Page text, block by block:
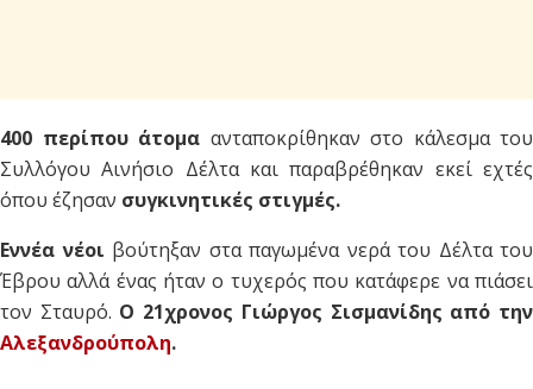
400 περίπου άτομα ανταποκρίθηκαν στο κάλεσμα του
Συλλόγου Αινήσιο Δέλτα και παραβρέθηκαν εκεί εχτές
όπου έζησαν συγκινητικές στιγμές.
Εννέα νέοι βούτηξαν στα παγωμένα νερά του Δέλτα του
Έβρου αλλά ένας ήταν ο τυχερός που κατάφερε να πιάσει
τον Σταυρό. O 21χρονος Γιώργος Σισμανίδης από την
Αλεξανδρούπολη.